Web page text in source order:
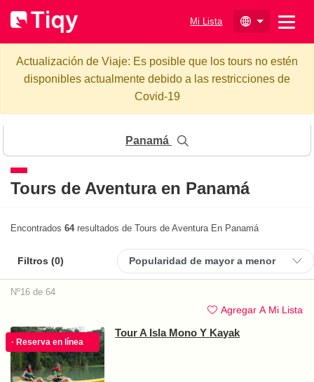
Mi Lista
Actualización de Viaje: Es posible que los tours no estén
disponibles actualmente debido a las restricciones de
Covid-19
Tours de Aventura en Panamá
Panamá
Encontrados 64resultados de Tours de Aventura En Panamá
Nº16 de 64
Agregar A Mi Lista
· Reserva en línea
Tour A Isla Mono Y Kayak
Filtros (0)